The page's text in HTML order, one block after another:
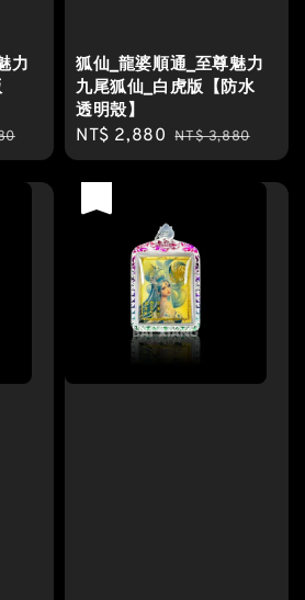
力
狐仙_龍婆順通_至尊魅力
九尾狐仙_白虎版【防水
透明殼】
Sale
price
NT$ 2,880 Regular
price
NT$ 3,880